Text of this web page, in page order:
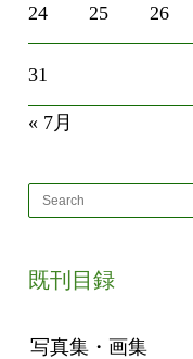
24 25 26
31
« 7月
既刊目録
写真集・画集